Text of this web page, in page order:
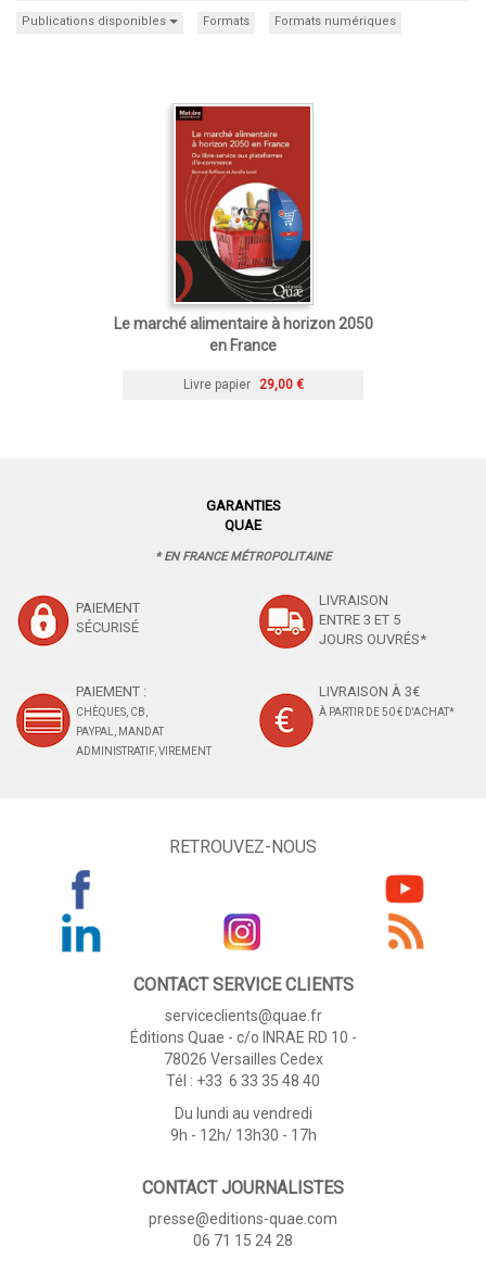
Publications disponibles Formats Formats numériques
Le marché alimentaire à horizon 2050
en France
Livre papier 29,00 €
GARANTIES
QUAE
* EN FRANCE MÉTROPOLITAINE
PAIEMENT
SÉCURISÉ
LIVRAISON
ENTRE 3 ET 5
JOURS OUVRÉS*
PAIEMENT :
CHÈQUES, CB,
PAYPAL, MANDAT
ADMINISTRATIF, VIREMENT
LIVRAISON À 3€
À PARTIR DE 50 € D'ACHAT*
RETROUVEZ-NOUS
CONTACT SERVICE CLIENTS
serviceclients@quae.fr
Éditions Quae - c/o INRAE RD 10 -
78026 Versailles Cedex
Tél : +33 6 33 35 48 40
Du lundi au vendredi
9h - 12h/ 13h30 - 17h
CONTACT JOURNALISTES
presse@editions-quae.com
06 71 15 24 28